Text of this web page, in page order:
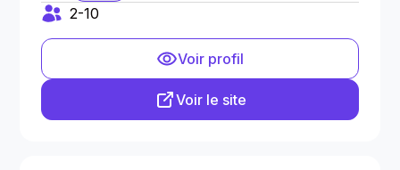
2-10
Voir profil
Voir le site